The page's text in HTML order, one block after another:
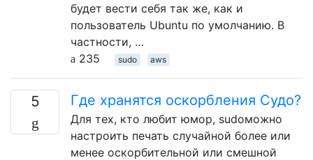
будет вести себя так же, как и
пользователь Ubuntu по умолчанию. В
частности, …
235
sudo aws
5 Где хранятся оскорбления Судо?
Для тех, кто любит юмор, sudoможно
настроить печать случайной более или
менее оскорбительной или смешной